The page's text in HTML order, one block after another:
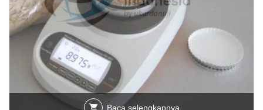
Baca selengkapnya